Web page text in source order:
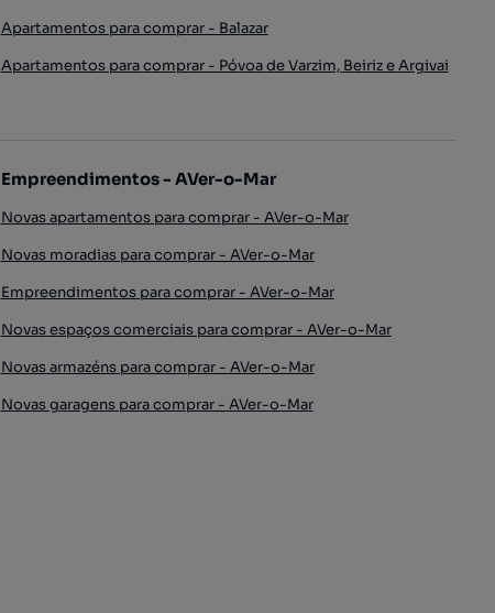
Apartamentos para comprar - Balazar
Apartamentos para comprar - Póvoa de Varzim, Beiriz e Argivai
Empreendimentos - AVer-o-Mar
Novas apartamentos para comprar - AVer-o-Mar
Novas moradias para comprar - AVer-o-Mar
Empreendimentos para comprar - AVer-o-Mar
Novas espaços comerciais para comprar - AVer-o-Mar
Novas armazéns para comprar - AVer-o-Mar
Novas garagens para comprar - AVer-o-Mar